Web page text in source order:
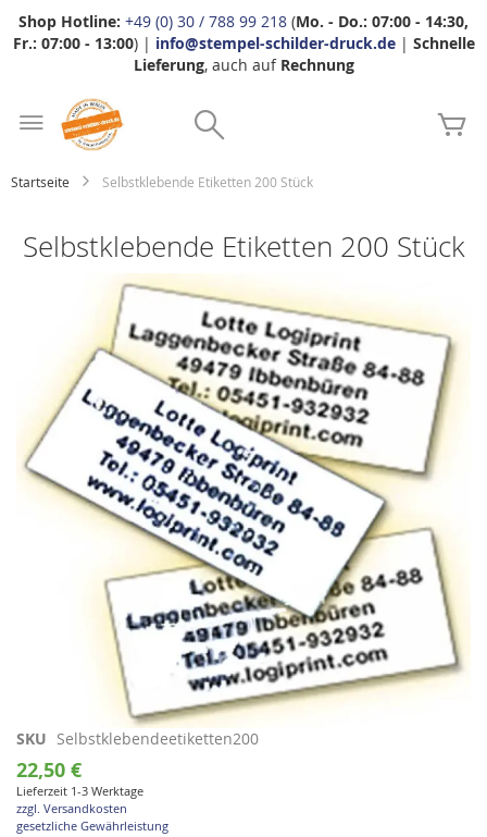
Shop Hotline: +49 (0) 30 / 788 99 218 (Mo. - Do.: 07:00 - 14:30,
Fr.: 07:00 - 13:00) | info@stempel-schilder-druck.de| Schnelle
Lieferung, auch auf Rechnung
Startseite Selbstklebende Etiketten 200 Stück
Selbstklebende Etiketten 200 Stück
Bildgalerie
springen
Zum
Anfang
der
Bildgalerie
springen
SKU Selbstklebendeetiketten200
22,50 €
Lieferzeit 1-3 Werktage
zzgl. Versandkosten
gesetzliche Gewährleistung